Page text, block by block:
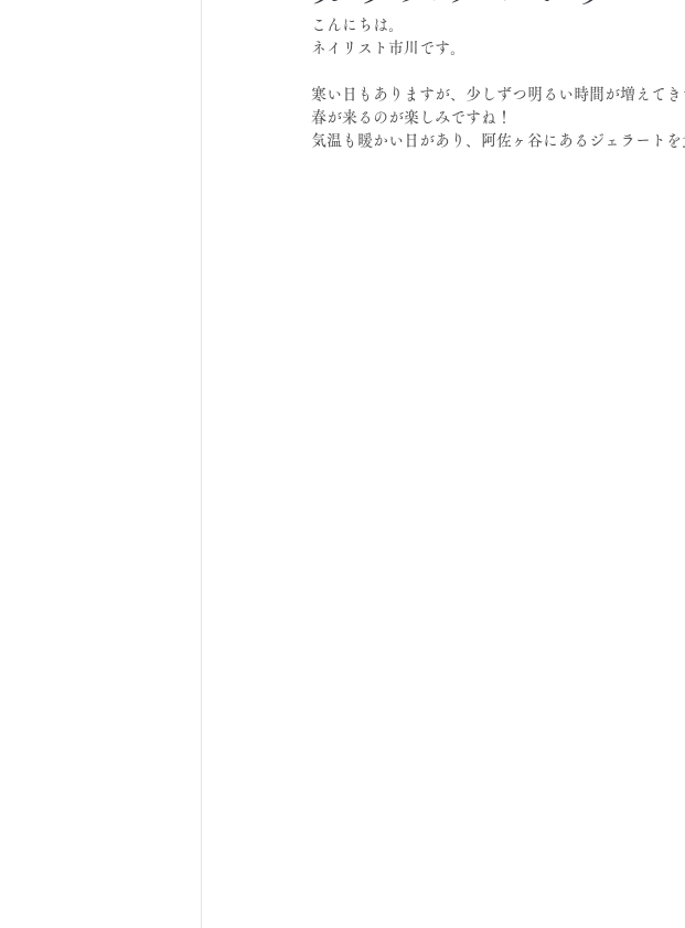
こんにちは。
ネイリスト市川です。
寒い日もありますが、少しずつ明るい時間が増えてき
春が来るのが楽しみですね！
気温も暖かい日があり、阿佐ヶ谷にあるジェラートを